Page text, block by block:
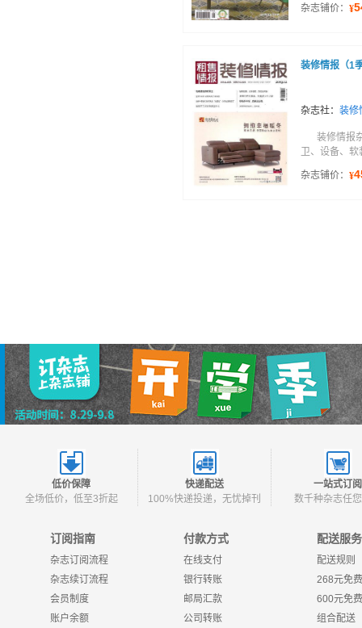
杂志铺价： ¥
装修情报（1
杂志社： 装修
装修情报
卫、设备、
杂志铺价： ¥
低价保障
全场低价，低至3折起
快递配送
100%快递投递，无忧掉刊
一站式订阅
数千种杂志任
订阅指南
杂志订阅流程
杂志续订流程
会员制度
账户余额
付款方式
在线支付
银行转账
邮局汇款
公司转账
配送服务
配送规则
268元免
600元免
组合配送